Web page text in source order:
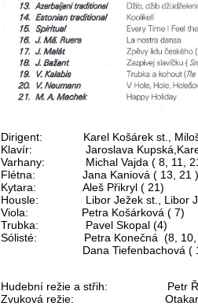
Dirigent: Karel Košárek st., Miloš
Klavír: Jaroslava Kupská,Karel
Varhany: Michal Vajda ( 8, 11,
Flétna: Jana Kaniová ( 13, 21 )
Kytara: Aleš Přikryl ( 21)
Housle: Libor Ježek st., Libor
Viola: Petra Košárková ( 7)
Trubka: Pavel Skopal
Sólisté: Petra Konečná (8, 10,
Dana Tiefenbachová (
Hudební režie a střih: Petr
Zvuková režie: Otakar